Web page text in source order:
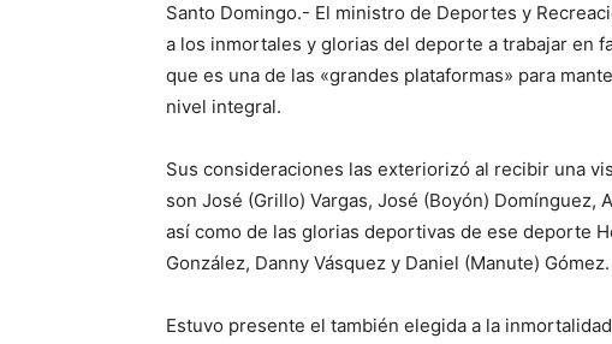
Santo Domingo.- El ministro de Deportes y
a los inmortales y glorias del deporte a trabajar en
que es una de las «grandes plataformas» para
nivel integral.
Sus consideraciones las exteriorizó al recibir una
son José (Grillo) Vargas, José (Boyón)
así como de las glorias deportivas de ese deporte
González, Danny Vásquez y Daniel (Manute) Gómez.
Estuvo presente el también elegida a la